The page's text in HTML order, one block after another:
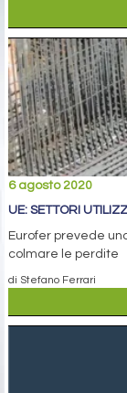
6 agosto 2020
UE: SETTORI
Eurofer prevede
colmare le perdite
di Stefano Ferrari